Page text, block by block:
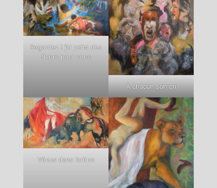
Regardez ! j’ai peint des
fleurs pour vous
À chacun son cri
Vénus dans l’arène